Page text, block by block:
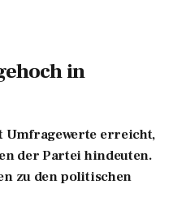
in
Umfragewerte erreicht,
der Partei hindeuten.
zu den politischen